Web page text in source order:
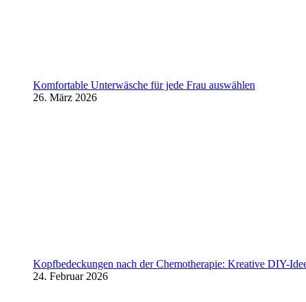
Komfortable Unterwäsche für jede Frau auswählen
26. März 2026
Kopfbedeckungen nach der Chemotherapie: Kreative DIY-
24. Februar 2026